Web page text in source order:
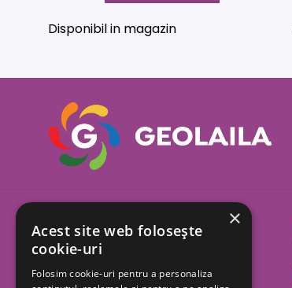
Disponibil in magazin
Sos. Bucuresti - Urziceni
23A, Afumati, Ilfov
Program:
×
Acest site web folosește
cookie-uri
Folosim cookie-uri pentru a personaliza